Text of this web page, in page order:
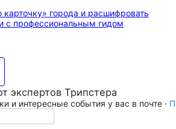
карточку» города и расшифровать
с профессиональным гидом
экспертов Трипстера
и интересные события у вас в почте ·